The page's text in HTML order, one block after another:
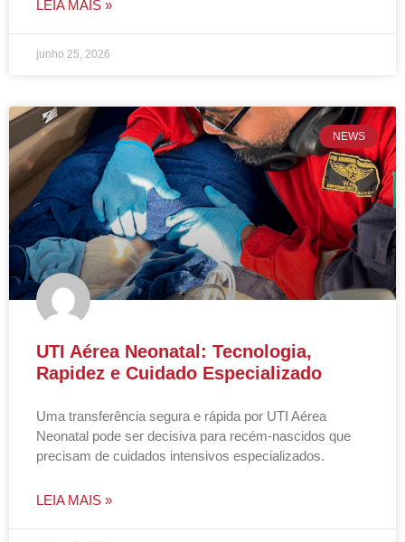
LEIA MAIS »
junho 25, 2026
NEWS
UTI Aérea Neonatal: Tecnologia,
Rapidez e Cuidado Especializado
Uma transferência segura e rápida por UTI Aérea
Neonatal pode ser decisiva para recém-nascidos que
precisam de cuidados intensivos especializados.
LEIA MAIS »